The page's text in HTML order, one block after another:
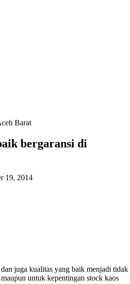
Barat
bergaransi di
19, 2014
juga kualitas yang baik menjadi tidak
untuk kepentingan stock kaos